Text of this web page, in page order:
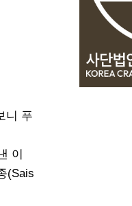
니 푸
이
(Sais